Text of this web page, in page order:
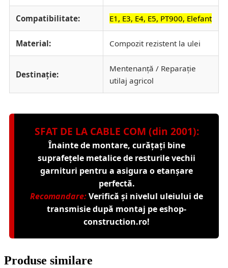
Compatibilitate: E1, E3, E4, E5, PT900, Elefant
Material: Compozit rezistent la ulei
Destinație:
Mentenanță / Reparație
utilaj agricol
SFAT DE LA CABLE COM (din 2001):
Înainte de montare, curățați bine
suprafețele metalice de resturile vechii
garnituri pentru a asigura o etanșare
perfectă.
Recomandare:Verifică și nivelul uleiului de
transmisiedupă montaj peeshop-
construction.ro!
Produse similare